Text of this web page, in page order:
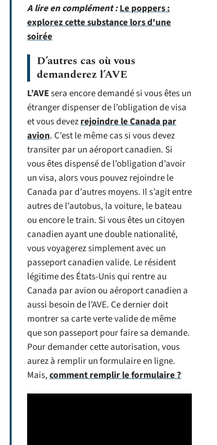
A lire en complément :Le poppers :
explorez cette substance lors d'une
soirée
D’autres cas où vous
demanderez l’AVE
L’AVEsera encore demandé si vous êtes un
étranger dispenser de l’obligation de visa
et vous devezrejoindre le Canada par
avion. C’est le même cas si vous devez
transiter par un aéroport canadien. Si
vous êtes dispensé de l’obligation d’avoir
un visa, alors vous pouvez rejoindre le
Canada par d’autres moyens. Il s’agit entre
autres de l’autobus, la voiture, le bateau
ou encore le train. Si vous êtes un citoyen
canadien ayant une double nationalité,
vous voyagerez simplement avec un
passeport canadien valide. Le résident
légitime des États-Unis qui rentre au
Canada par avion ou aéroport canadien a
aussi besoin de l’AVE. Ce dernier doit
montrer sa carte verte valide de même
que son passeport pour faire sa demande.
Pour demander cette autorisation, vous
aurez à remplir un formulaire en ligne.
Mais,comment remplir le formulaire ?